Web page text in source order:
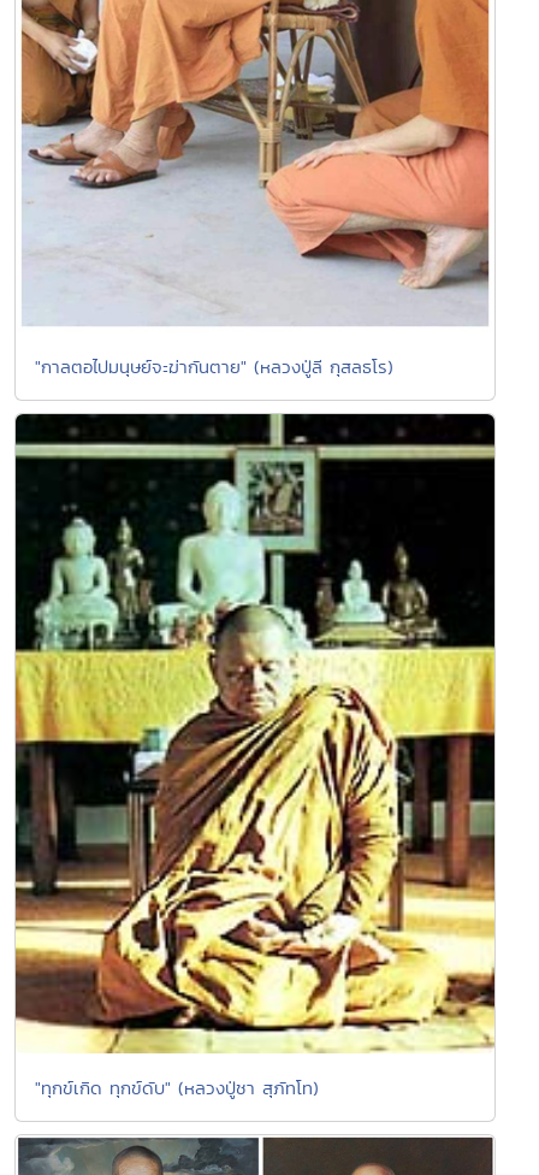
"กาลตอไปมนุษย์จะฆ่ากันตาย" (หลวงปู่ลี กุสลธโร)
"ทุกข์เกิด ทุกข์ดับ" (หลวงปู่ชา สุภัทโท)